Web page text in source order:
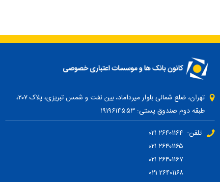
تهران، ضلع شمالی بلوار میرداماد، بین نفت و شمس تبریزی، پلاک ۲۰۷،
طبقه دوم صندوق پستی: ۱۹۱۹۶۱۴۵۵۳
تلفن: ۲۶۴۰۱۱۶۴ ۰۲۱
۲۶۴۰۱۱۶۷ ۰۲۱
۲۶۴۰۱۱۶۸ ۰۲۱